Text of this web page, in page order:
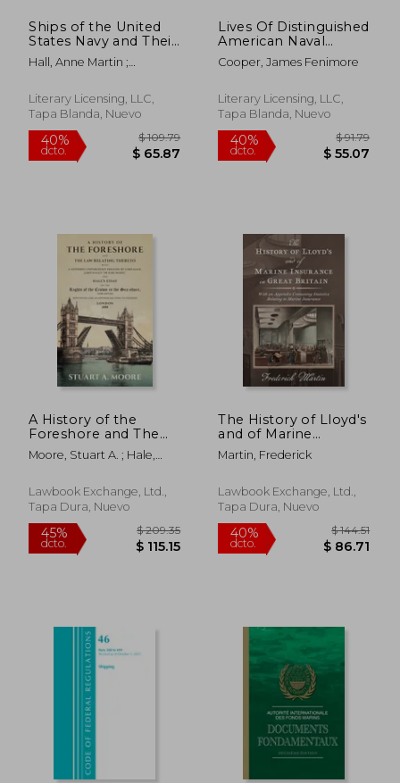
45%
dcto. $ 44.22
40%
dcto.
Ships of the United
States Navy and Their
Sponsors, 1913-1923
(en Inglés)
Hall, Anne Martin ;
Literary Licensing, LLC,
Tapa Blanda, Nuevo
$ 109.79
Lives Of Distinguished
American Naval
Officers V1 (en Inglés)
Cooper, James Fenimore
Literary Licensing, LLC,
Tapa Blanda, Nuevo
A History of the
Foreshore and The
Law Relating
Thereto: With a
Treatise by Lord Hale,
Lord Hale's "De Jure
(en Inglés)
Moore, Stuart A. ; Hale,
Gream
Lawbook Exchange, Ltd.,
Tapa Dura, Nuevo
The History of Lloyd's
and of Marine
Insurance in Great
Britain [1876]: With an
Statistics Relating to
Marine Insurance (en
Martin, Frederick
Lawbook Exchange, Ltd.,
Tapa Dura, Nuevo